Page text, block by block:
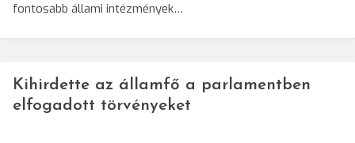
fontosabb állami intézmények…
Kihirdette az államfő a parlamentben
elfogadott törvényeket